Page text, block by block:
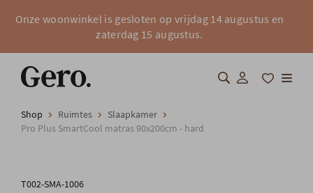
Onze woonwinkel is gesloten op vrijdag 14 augustus en
zaterdag 15 augustus.
Shop
Shop Ruimtes
Slaapkamer
Pro Plus SmartCool matras 90x200cm - hard
T002-SMA-1006